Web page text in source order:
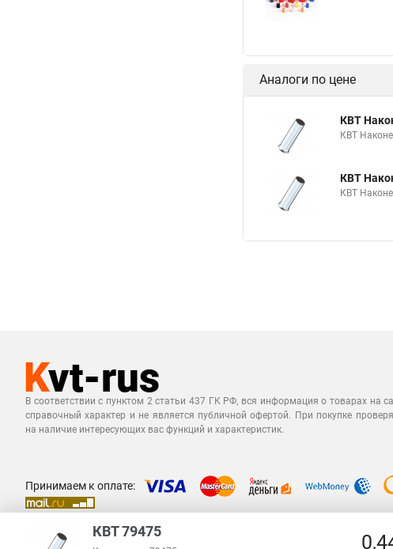
Аналоги по цене
КВТ
КВТ
КВТ
КВТ
В соответствии с пунктом 2 статьи 437 ГК РФ, вся информация о товарах на
справочный характер и не является публичной офертой. При покупке
на наличие интересующих вас функций и характеристик.
Принимаем к оплате:
КВТ 79475